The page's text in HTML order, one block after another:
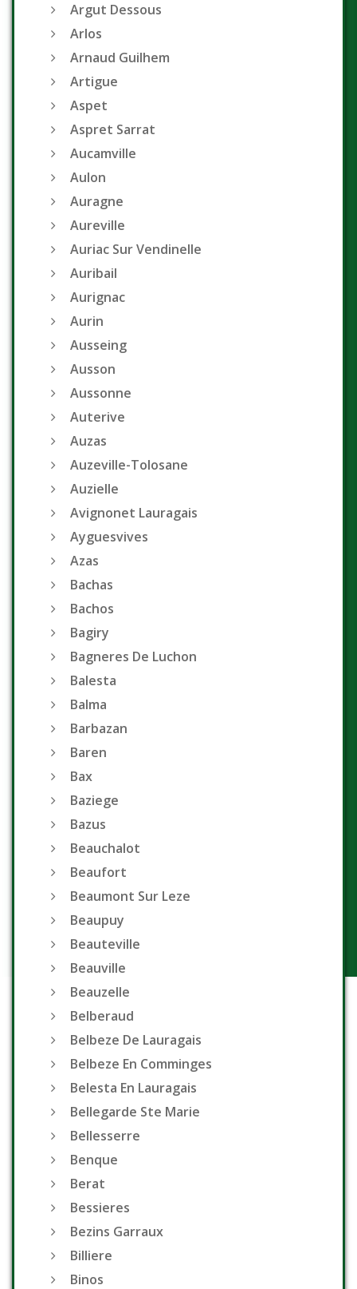
Argut Dessous
Arlos
Arnaud Guilhem
Artigue
Aspet
Aspret Sarrat
Aucamville
Aulon
Auragne
Aureville
Auriac Sur Vendinelle
Auribail
Aurignac
Aurin
Ausseing
Ausson
Aussonne
Auterive
Auzas
Auzeville-Tolosane
Auzielle
Avignonet Lauragais
Ayguesvives
Azas
Bachas
Bachos
Bagiry
Bagneres De Luchon
Balesta
Balma
Barbazan
Baren
Bax
Baziege
Bazus
Beauchalot
Beaufort
Beaumont Sur Leze
Beaupuy
Beauteville
Beauville
Beauzelle
Belberaud
Belbeze De Lauragais
Belbeze En Comminges
Belesta En Lauragais
Bellegarde Ste Marie
Bellesserre
Benque
Berat
Bessieres
Bezins Garraux
Billiere
Binos